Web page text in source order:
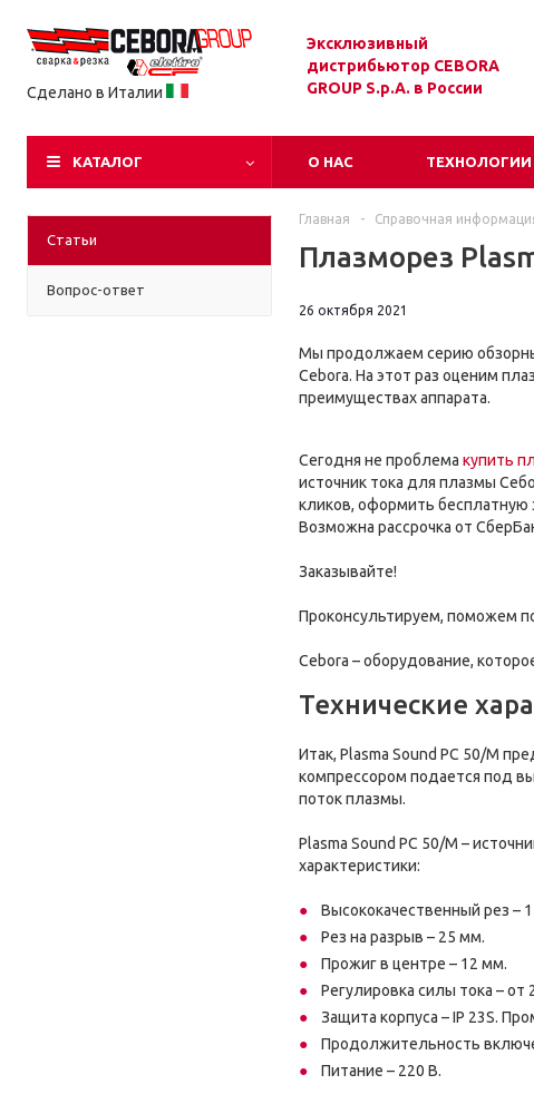
Сделано в Италии
Эксклюзивный
дистрибьютор CEBORA
GROUP S.p.A. в России
КАТАЛОГ О НАС ТЕХНОЛОГИИ
Статьи
Вопрос-ответ
Главная - Справочная
Плазморез
26 октября 2021
Мы продолжаем серию
Cebora. На этот раз оценим
преимуществах аппарата.
Сегодня не проблема купить
источник тока для плазмы
кликов, оформить бесплатную
Возможна рассрочка от
Заказывайте!
Проконсультируем, поможем
Cebora – оборудование,
Технические
Итак, Plasma Sound PC 50/М
компрессором подается под
поток плазмы.
Plasma Sound PC 50/М –
характеристики:
Высококачественный рез –
Рез на разрыв – 25 мм.
Прожиг в центре – 12 мм.
Регулировка силы тока – от
Защита корпуса – IP 23S.
Продолжительность
Питание – 220 В.